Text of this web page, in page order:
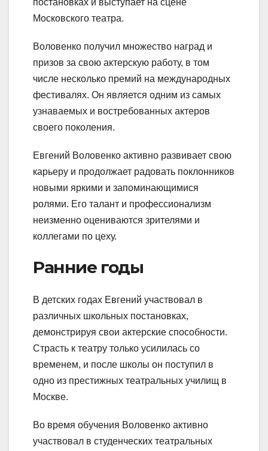
постановках и выступает на сцене
Московского театра.
Воловенко получил множество наград и
призов за свою актерскую работу, в том
числе несколько премий на международных
фестивалях. Он является одним из самых
узнаваемых и востребованных актеров
своего поколения.
Евгений Воловенко активно развивает свою
карьеру и продолжает радовать поклонников
новыми яркими и запоминающимися
ролями. Его талант и профессионализм
неизменно оцениваются зрителями и
коллегами по цеху.
Ранние годы
В детских годах Евгений участвовал в
различных школьных постановках,
демонстрируя свои актерские способности.
Страсть к театру только усилилась со
временем, и после школы он поступил в
одно из престижных театральных училищ в
Москве.
Во время обучения Воловенко активно
участвовал в студенческих театральных